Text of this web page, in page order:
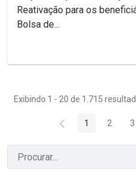
Reativação para os
Bolsa de...
Exibindo 1 - 20 de 1.715
Página
1 Página
2 3